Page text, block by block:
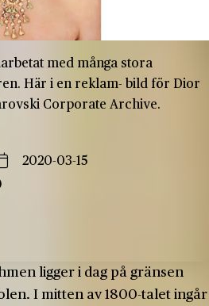
med många stora
Här i en reklam- bild för Dior
Corporate Archive.
2020-03-15
ligger i dag på gränsen
I mitten av 1800-talet ingår